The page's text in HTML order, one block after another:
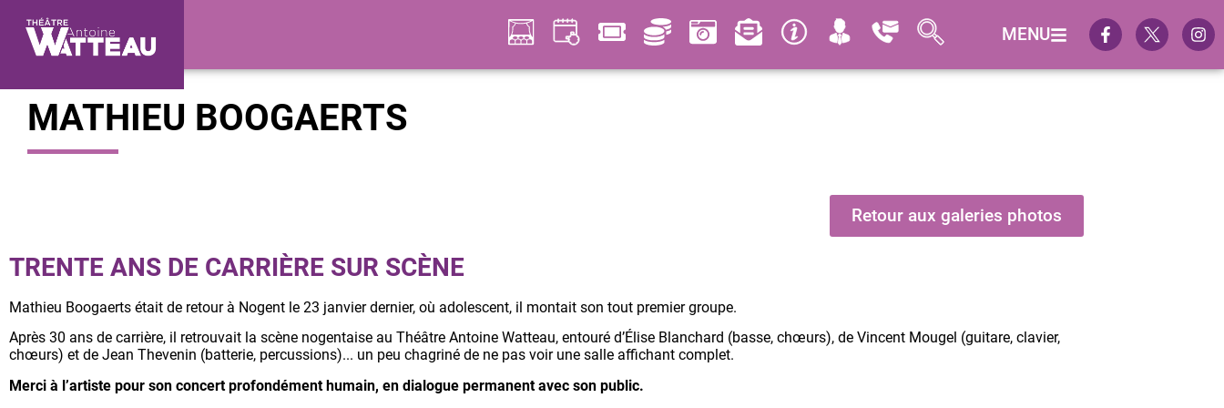
MENU
MATHIEU BOOGAERTS
Retour aux galeries photos
TRENTE ANS DE CARRIÈRE SUR SCÈNE
Mathieu Boogaerts était de retour à Nogent le 23 janvier dernier, où adolescent, il montait son tout premier groupe.
Après 30 ans de carrière, il retrouvait la scène nogentaise au Théâtre Antoine Watteau, entouré d’Élise Blanchard (basse, chœurs), de Vincent Mougel (guitare, clavier,
chœurs) et de Jean Thevenin (batterie, percussions)... un peu chagriné de ne pas voir une salle affichant complet.
Merci à l’artiste pour son concert profondément humain, en dialogue permanent avec son public.